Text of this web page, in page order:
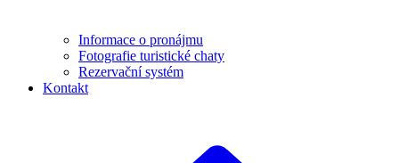
Informace o pronájmu
Fotografie turistické chaty
Rezervační systém
Kontakt